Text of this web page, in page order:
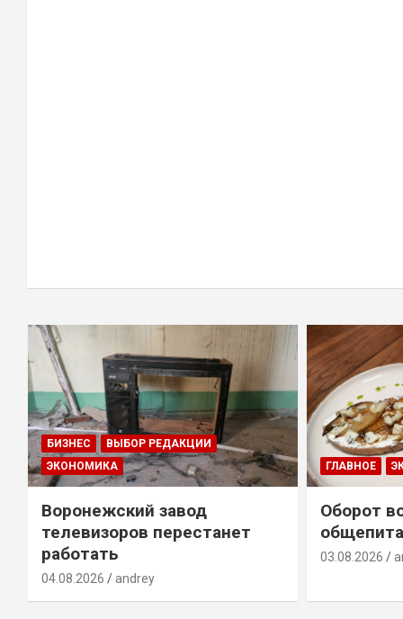
БИЗНЕС
ВЫБОР РЕДАКЦИИ
ЭКОНОМИКА
Воронежский завод
телевизоров перестанет
работать
04.08.2026 andrey
ГЛАВНОЕ
Оборот
03.08.2026